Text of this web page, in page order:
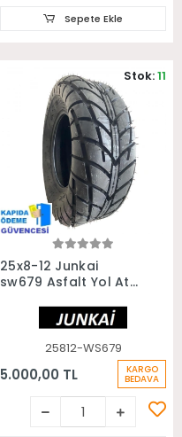
Sepete Ekle
Sepete Ekle
25x8-12 Junkai
sw679 Asfalt Yol Atv
25812-WS679
5.000,00 TL KARGO
BEDAVA
Stok:11